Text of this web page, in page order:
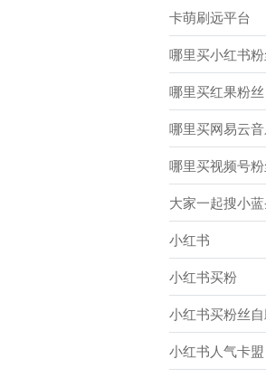
卡萌刷远平台
哪里买小红书
哪里买红果粉丝
哪里买网易云
哪里买视频号
大家一起搜小
小红书
小红书买粉
小红书买粉丝
小红书人气卡盟